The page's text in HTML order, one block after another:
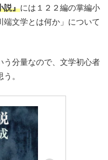
説』には１２２編の掌編小
文学とは何か」について
う分量なので、文学初心者
。